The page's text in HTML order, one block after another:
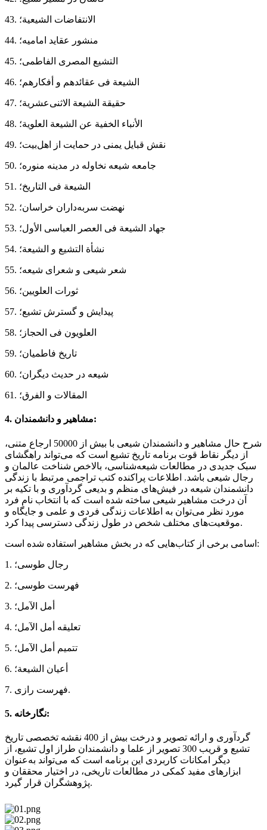
43. الانتفاضات الشیعیة؛
44. منشور عقاید امامیه؛
45. التشیع المصری الفاطمی؛
46. الشیعة فی عقائدهم و أفكارهم؛
47. حقیقة الشیعة الاثنی‌عشریة؛
48. الأنباء الخفیة عن الشیعة العلویة؛
49. نقش قبایل یمنی در حمایت از اهل‌بیت؛
50. جامعه شیعه نخاوله در مدینه منوره؛
51. الشیعة فی التاریخ؛
52. نهضت سربه‌داران خراسان؛
53. جهاد الشیعة فی العصر العباسی الأول؛
54. نشأة التشیع و الشیعة؛
55. شعر شیعی و شعرای شیعه؛
56. ثورات العلویین؛
57. پیدایش و گسترش تشیع؛
58. العلویون فی الحجاز؛
59. تاریخ فاطمیان؛
60. شیعه در حدیث دیگران؛
61. المقالات و الفرق؛
4. مشاهیر و دانشمندان:
شرح حال مشاهیر و دانشمندان شیعی با بیش از 50000 ارجاع متنی،
از دیگر نقاط قوت برنامه تاریخ تشیع است که می‌تواند راهگشای
سبک جدیدی در مطالعات شیعه‌شناسی، بالاخص شناخت عالمان و
رجال شیعی باشد. اطلاعات پراکنده کتب تراجمی مرتبط با زندگی
دانشمندان شیعه در فیش‌های منظم و بدیعی گردآوری و با تکیه بر
آن درخت مشاهیر شیعی ساخته شده است که با انتخاب نام فرد
مورد نظر می‌توان به اطلاعات زندگی فردی و علمی و جایگاه و
موقعیت‌های مختلف شخص در طول زندگی دسترسی پیدا کرد.
اسامی برخی از کتاب‌هایی که در بخش مشاهیر استفاده شده است:
1. رجال طوسی؛
2. فهرست طوسی؛
3. أمل الآمل؛
4. تعلیقه أمل الآمل؛
5. تتمیم أمل الآمل؛
6. أعیان الشیعة؛
7. فهرست رازی.
5. نگارخانه:
گردآوری و ارائه تصویر و درخت بیش از 400 نقشه تخصصی تاریخ
تشیع و قریب 300 تصویر از علما و دانشمندان طراز اول تشیع، از
دیگر امکانات کاربردی این برنامه است که می‌تواند به‌عنوان
ابزارهای مفید کمکی در مطالعات تاریخی، در اختیار محققان و
پژوهشگران قرار گیرد.